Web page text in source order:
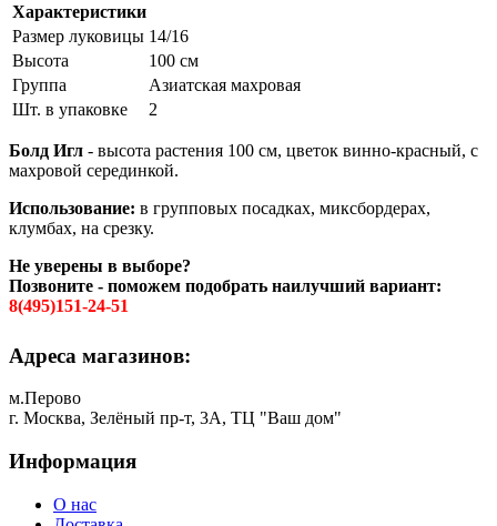
Характеристики
Размер луковицы 14/16
Высота
100 см
Группа
Азиатская махровая
Шт. в упаковке
2
Болд Игл - высота растения 100 см, цветок винно-красный, с
махровой серединкой.
Использование: в групповых посадках, миксбордерах,
клумбах, на срезку.
Не уверены в выборе?
Позвоните - поможем подобрать наилучший вариант:
8(495)151-24-51
Адреса магазинов:
м.Перово
г. Москва, Зелёный пр-т, 3А, ТЦ "Ваш дом"
Информация
О нас